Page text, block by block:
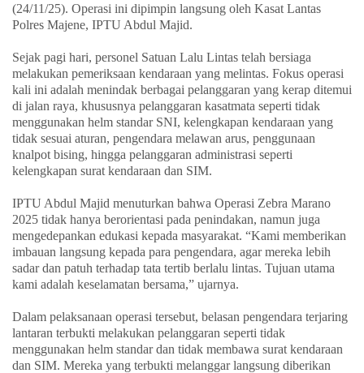
(24/11/25). Operasi ini dipimpin langsung oleh Kasat Lantas
Polres Majene, IPTU Abdul Majid.
Sejak pagi hari, personel Satuan Lalu Lintas telah bersiaga
melakukan pemeriksaan kendaraan yang melintas. Fokus operasi
kali ini adalah menindak berbagai pelanggaran yang kerap ditemui
di jalan raya, khususnya pelanggaran kasatmata seperti tidak
menggunakan helm standar SNI, kelengkapan kendaraan yang
tidak sesuai aturan, pengendara melawan arus, penggunaan
knalpot bising, hingga pelanggaran administrasi seperti
kelengkapan surat kendaraan dan SIM.
IPTU Abdul Majid menuturkan bahwa Operasi Zebra Marano
2025 tidak hanya berorientasi pada penindakan, namun juga
mengedepankan edukasi kepada masyarakat. “Kami memberikan
imbauan langsung kepada para pengendara, agar mereka lebih
sadar dan patuh terhadap tata tertib berlalu lintas. Tujuan utama
kami adalah keselamatan bersama,” ujarnya.
Dalam pelaksanaan operasi tersebut, belasan pengendara terjaring
lantaran terbukti melakukan pelanggaran seperti tidak
menggunakan helm standar dan tidak membawa surat kendaraan
dan SIM. Mereka yang terbukti melanggar langsung diberikan